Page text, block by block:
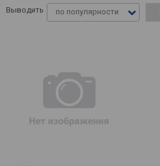
Выводить по популярности